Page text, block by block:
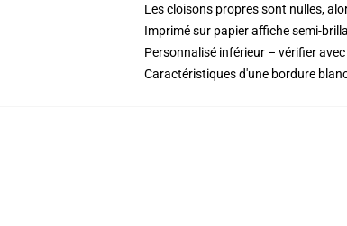
Les cloisons propres sont nulles,
Imprimé sur papier affiche semi-
Personnalisé inférieur – vérifier
Caractéristiques d'une bordure